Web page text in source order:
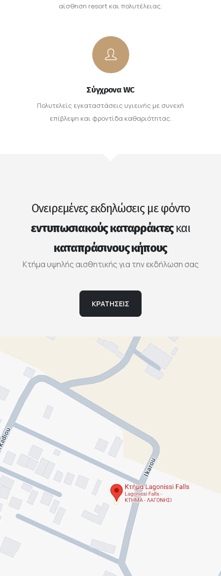
αίσθηση resort και πολυτέλειας.
Σύγχρονα WC
Πολυτελείς εγκαταστάσεις υγιεινής με συνεχή
επίβλεψη και φροντίδα καθαριότητας.
Ονειρεμένες εκδηλώσεις με φόντο
εντυπωσιακούς καταρράκτεςκαι
καταπράσινους κήπους
Κτήμα υψηλής αισθητικής για την εκδήλωση σας
ΚΡΑΤΗΣΕΙΣ